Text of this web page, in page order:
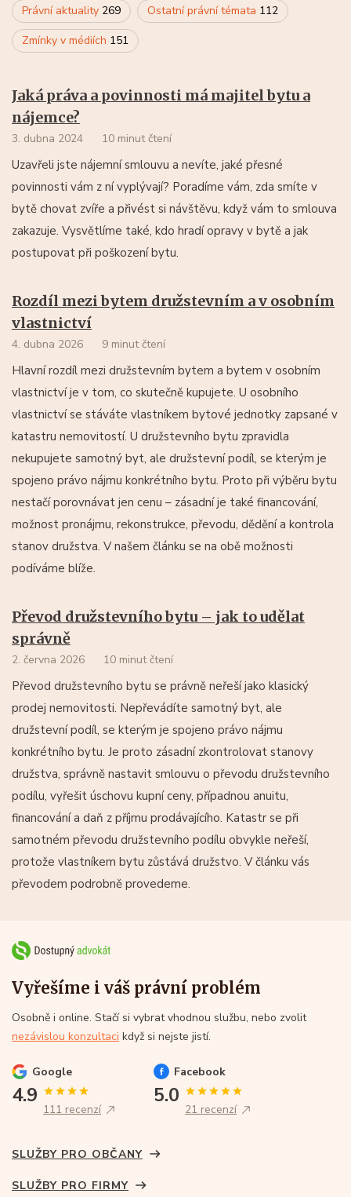
Právní aktuality 269 Ostatní právní témata 112
Zmínky v médiích 151
Jaká práva a povinnosti má majitel bytu a
nájemce?
3. dubna 2024 10 minut čtení
Uzavřeli jste nájemní smlouvu a nevíte, jaké přesné
povinnosti vám z ní vyplývají? Poradíme vám, zda smíte v
bytě chovat zvíře a přivést si návštěvu, když vám to smlouva
zakazuje. Vysvětlíme také, kdo hradí opravy v bytě a jak
postupovat při poškození bytu.
Rozdíl mezi bytem družstevním a v osobním
vlastnictví
4. dubna 2026 9 minut čtení
Hlavní rozdíl mezi družstevním bytem a bytem v osobním
vlastnictví je v tom, co skutečně kupujete. U osobního
vlastnictví se stáváte vlastníkem bytové jednotky zapsané v
katastru nemovitostí. U družstevního bytu zpravidla
nekupujete samotný byt, ale družstevní podíl, se kterým je
spojeno právo nájmu konkrétního bytu. Proto při výběru bytu
nestačí porovnávat jen cenu – zásadní je také financování,
možnost pronájmu, rekonstrukce, převodu, dědění a kontrola
stanov družstva. V našem článku se na obě možnosti
podíváme blíže.
Převod družstevního bytu – jak to udělat
správně
2. června 2026 10 minut čtení
Převod družstevního bytu se právně neřeší jako klasický
prodej nemovitosti. Nepřevádíte samotný byt, ale
družstevní podíl, se kterým je spojeno právo nájmu
konkrétního bytu. Je proto zásadní zkontrolovat stanovy
družstva, správně nastavit smlouvu o převodu družstevního
podílu, vyřešit úschovu kupní ceny, případnou anuitu,
financování a daň z příjmu prodávajícího. Katastr se při
samotném převodu družstevního podílu obvykle neřeší,
protože vlastníkem bytu zůstává družstvo. V článku vás
převodem podrobně provedeme.
Vyřešíme i váš právní problém
Osobně i online. Stačí si vybrat vhodnou službu, nebo zvolit
nezávislou konzultaci když si nejste jistí.
Google
4.9
111 recenzí
Facebook
5.0
21 recenzí
SLUŽBY PRO OBČANY
SLUŽBY PRO FIRMY